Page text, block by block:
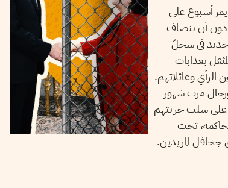
يمر أسبوع على
أن ينضاف
في سجلّ
بعذابات
الرأي وعائلاتهم.
مرت شهور
على سلب حريتهم
تحت
المريدين.